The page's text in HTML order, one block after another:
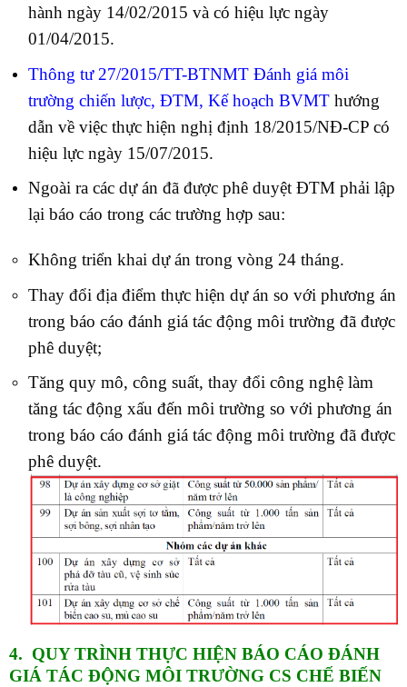
hành ngày 14/02/2015 và có hiệu lực ngày
01/04/2015.
Thông tư 27/2015/TT-BTNMT Đánh giá môi
trường chiến lược, ĐTM, Kế hoạch BVMThướng
dẫn về việc thực hiện nghị định 18/2015/NĐ-CP có
hiệu lực ngày 15/07/2015.
Ngoài ra các dự án đã được phê duyệt ĐTM phải lập
lại báo cáo trong các trường hợp sau:
Không triển khai dự án trong vòng 24 tháng.
Thay đổi địa điểm thực hiện dự án so với phương án
trong báo cáo đánh giá tác động môi trường đã được
phê duyệt;
Tăng quy mô, công suất, thay đổi công nghệ làm
tăng tác động xấu đến môi trường so với phương án
trong báo cáo đánh giá tác động môi trường đã được
phê duyệt.
4. QUY TRÌNH THỰC HIỆN BÁO CÁO ĐÁNH
GIÁ TÁC ĐỘNG MÔI TRƯỜNG CS CHẾ BIẾN